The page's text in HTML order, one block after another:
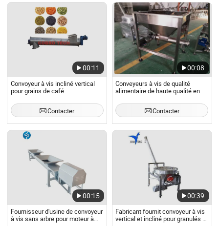
00:11
Convoyeur à vis incliné vertical
pour grains de café
Contacter
00:08
Conveyeurs à vis de qualité
alimentaire de haute qualité en
Contacter
00:15
Fournisseur d'usine de convoyeur
à vis sans arbre pour moteur à
00:39
Fabricant fournit convoyeur à vis
vertical et incliné pour granulés et